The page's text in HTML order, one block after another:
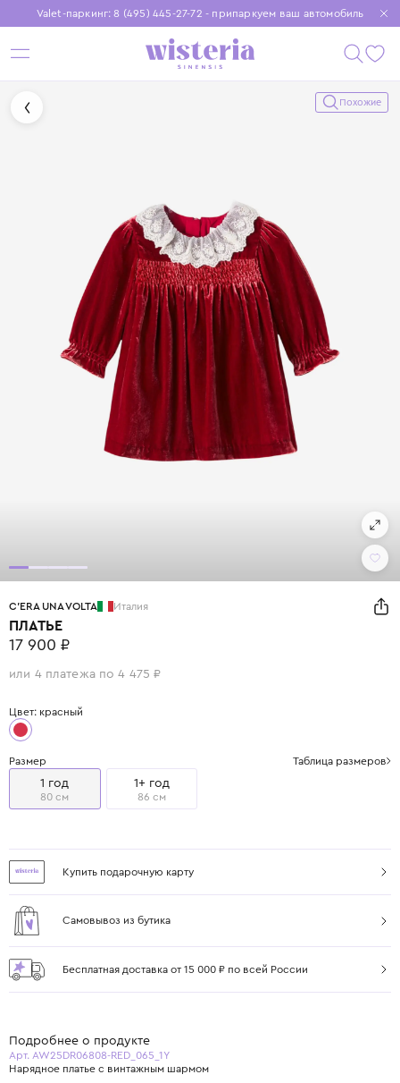
Valet-паркинг: 8 (495) 445-27-72 - припаркуем ваш автомобиль
Бесплатная доставка при заказе от 15 000 ₽
Установите приложение, чтобы покупки были еще удобнее
Похожие
C'ERA UNA VOLTA Италия
ПЛАТЬЕ
17 900 ₽
или 4 платежа по 4 475 ₽
Цвет: красный
Размер Таблица размеров
1 год
80 см
1+ год
86 см
Купить подарочную карту
Самовывоз из бутика
Бесплатная доставка от 15 000 ₽ по всей России
Подробнее о продукте
Арт. AW25DR06808-RED_065_1Y
Нарядное платье с винтажным шармом